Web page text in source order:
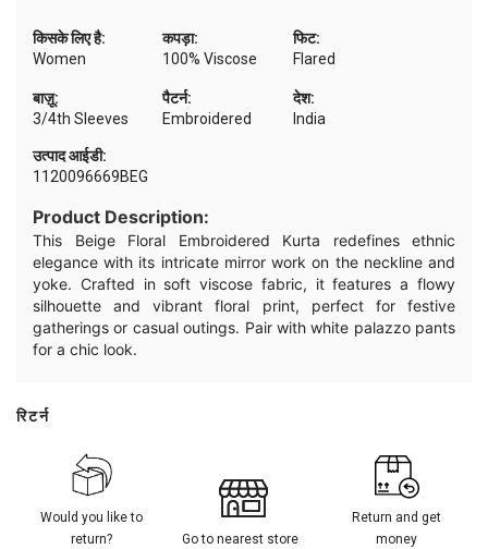
किसके लिए है:
Women
कपड़ा:
100% Viscose
फिट:
Flared
बाज़ू:
3/4th Sleeves
पैटर्न:
Embroidered
देश:
India
उत्पाद आईडी:
1120096669BEG
Product Description:
This Beige Floral Embroidered Kurta redefines ethnic
elegance with its intricate mirror work on the neckline and
yoke. Crafted in soft viscose fabric, it features a flowy
silhouette and vibrant floral print, perfect for festive
gatherings or casual outings. Pair with white palazzo pants
for a chic look.
रिटर्न
Would you like to
return?
Go to nearest store
Return and get
money